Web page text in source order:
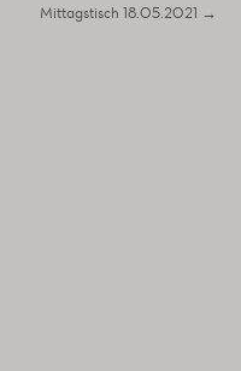
Mittagstisch 18.05.2021 →